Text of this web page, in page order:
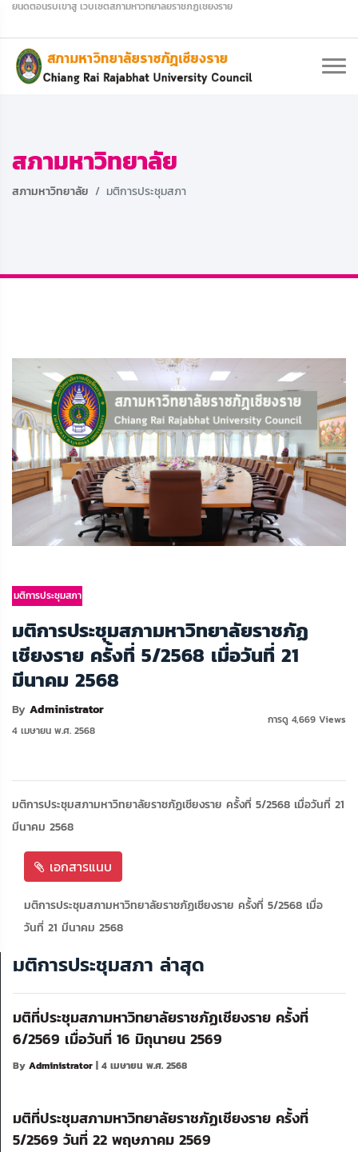
สภามหาวิทยาลัย
สภามหาวิทยาลัย มติการประชุมสภา
มติการประชุมสภา
มติการประชุมสภามหาวิทยาลัยราชภัฏ
เชียงราย ครั้งที่ 5/2568 เมื่อวันที่ 21
มีนาคม 2568
By Administrator
4 เมษายน พ.ศ. 2568
การดู 4,669 Views
มติการประชุมสภามหาวิทยาลัยราชภัฏเชียงราย ครั้งที่ 5/2568 เมื่อวันที่ 21
มีนาคม 2568
เอกสารแนบ
มติการประชุมสภามหาวิทยาลัยราชภัฏเชียงราย ครั้งที่ 5/2568 เมื่อ
วันที่ 21 มีนาคม 2568
มติการประชุมสภา ล่าสุด
มติที่ประชุมสภามหาวิทยาลัยราชภัฏเชียงราย ครั้งที่
6/2569 เมื่อวันที่ 16 มิถุนายน 2569
By Administrator | 4 เมษายน พ.ศ. 2568
มติที่ประชุมสภามหาวิทยาลัยราชภัฏเชียงราย ครั้งที่
5/2569 วันที่ 22 พฤษภาคม 2569